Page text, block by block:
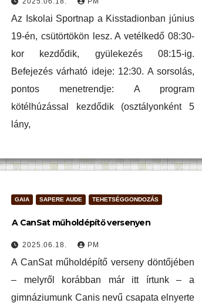
Az Iskolai Sportnap a Kisstadionban június
19-én, csütörtökön lesz. A vetélkedő 08:30-
kor kezdődik, gyülekezés 08:15-ig.
Befejezés várható ideje: 12:30. A sorsolás,
pontos menetrendje: A program
kötélhúzással kezdődik (osztályonként 5
lány,
GAIA SAPERE AUDE TEHETSÉGGONDOZÁS
A CanSat műholdépítő versenyen
2025.06.18. PM
A CanSat műholdépítő verseny döntőjében
– melyről korábban már itt írtunk – a
gimnáziumunk Canis nevű csapata elnyerte